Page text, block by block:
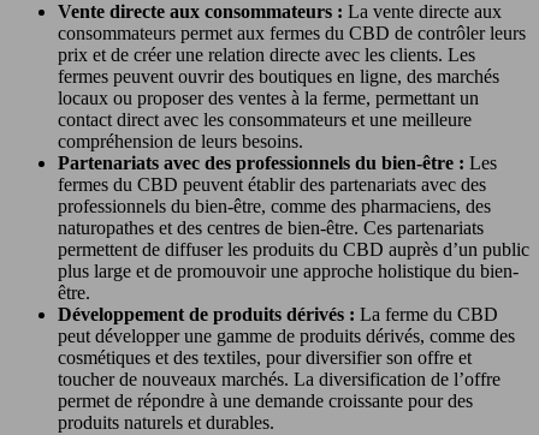
Vente directe aux consommateurs : La vente directe aux
consommateurs permet aux fermes du CBD de contrôler leurs
prix et de créer une relation directe avec les clients. Les
fermes peuvent ouvrir des boutiques en ligne, des marchés
locaux ou proposer des ventes à la ferme, permettant un
contact direct avec les consommateurs et une meilleure
compréhension de leurs besoins.
Partenariats avec des professionnels du bien-être : Les
fermes du CBD peuvent établir des partenariats avec des
professionnels du bien-être, comme des pharmaciens, des
naturopathes et des centres de bien-être. Ces partenariats
permettent de diffuser les produits du CBD auprès d’un public
plus large et de promouvoir une approche holistique du bien-
être.
Développement de produits dérivés : La ferme du CBD
peut développer une gamme de produits dérivés, comme des
cosmétiques et des textiles, pour diversifier son offre et
toucher de nouveaux marchés. La diversification de l’offre
permet de répondre à une demande croissante pour des
produits naturels et durables.